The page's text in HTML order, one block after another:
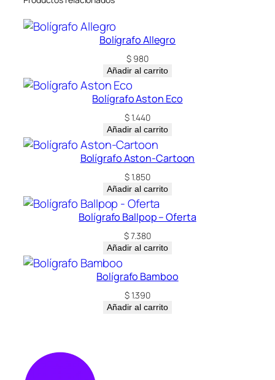
Bolígrafo Allegro
$ 980
Añadir al carrito
Bolígrafo Aston Eco
$1.440
Añadir al carrito
Bolígrafo Aston-Cartoon
$1.850
Añadir al carrito
Bolígrafo Ballpop – Oferta
$7.380
Añadir al carrito
Bolígrafo Bamboo
$1.390
Añadir al carrito